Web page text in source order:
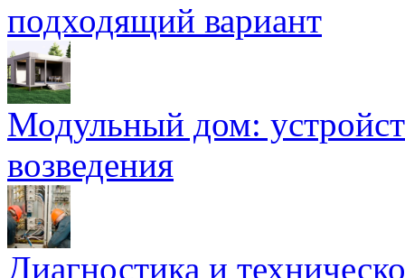
подходящий вариант
Модульный дом:
возведения
Диагностика и